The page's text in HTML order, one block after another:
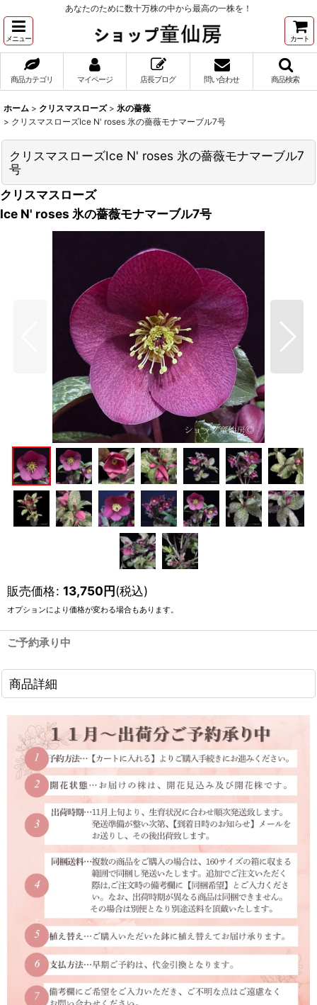
あなたのために数十万株の中から最高の一株を！
メニュー カート
商品カテゴリ マイページ 店長ブログ 問い合わせ 商品検索
ホーム > クリスマスローズ > 氷の薔薇
> クリスマスローズIce N' roses 氷の薔薇モナマーブル7号
クリスマスローズIce N' roses 氷の薔薇モナマーブル7
号
クリスマスローズ
Ice N' roses 氷の薔薇モナマーブル7号
販売価格: 13,750円(税込)
オプションにより価格が変わる場合もあります。
ご予約承り中
商品詳細